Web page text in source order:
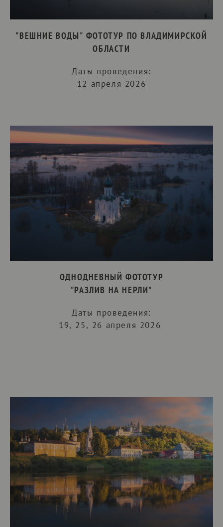
"ВЕШНИЕ ВОДЫ" ФОТОТУР ПО ВЛАДИМИРСКОЙ
ОБЛАСТИ
Даты проведения:
12 апреля 2026
ОДНОДНЕВНЫЙ ФОТОТУР
"РАЗЛИВ НА НЕРЛИ"
Даты проведения:
19, 25, 26 апреля 2026